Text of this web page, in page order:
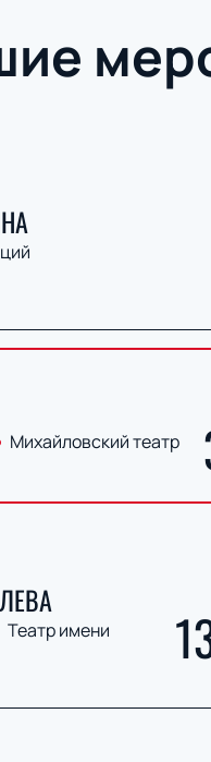
Михайловский театр
Театр имени